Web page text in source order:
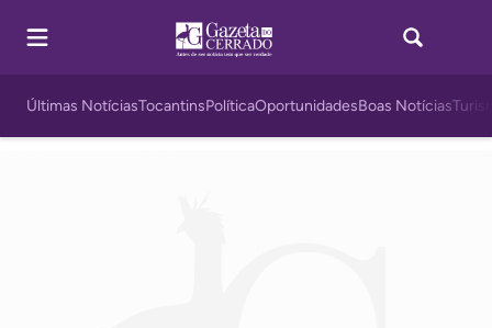
Últimas NotíciasTocantinsPolíticaOportunidadesBoas Notícias